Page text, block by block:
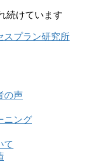
続けています
の声
ニング
て